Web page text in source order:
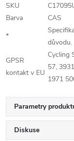
SKU
Barva
CAS
*
GPSR
kontakt v EU
Cycling
57,
1971
Parametry
Diskuse